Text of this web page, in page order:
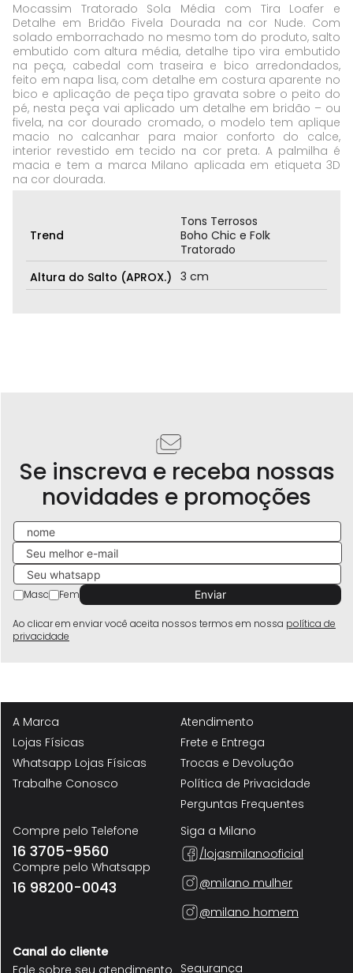
Mocassim Tratorado Sola Média com Tira Loafer e
Detalhe em Bridão Fivela Dourada na cor Nude. Com
solado emborrachado no mesmo tom do produto, salto
embutido com altura média, detalhe tipo vira embutido
na peça, cabedal com traseira e bico arredondados,
feito em napa lisa, com detalhe em costura aparente no
bico e aplicação de peça tipo gravata sobre o peito do
pé, nesta peça vai aplicado um detalhe em bridão – ou
fivela, na cor dourado cromado, o modelo tem aplique
macio no calcanhar para maior conforto do calce,
interior revestido em tecido na cor preta. A palmilha é
macia e tem a marca Milano aplicada em etiqueta 3D
na cor dourada.
Trend
Tons Terrosos
Boho Chic e Folk
Tratorado
Altura do Salto (APROX.) 3 cm
Se inscreva e receba nossas
novidades e promoções
Masc Fem
Ao clicar em enviar você aceita nossos termos em nossa política de
privacidade
A Marca
Lojas Físicas
Whatsapp Lojas Físicas
Trabalhe Conosco
Atendimento
Frete e Entrega
Trocas e Devolução
Política de Privacidade
Perguntas Frequentes
Compre pelo Telefone
16 3705-9560
Compre pelo Whatsapp
16 98200-0043
Siga a Milano
/lojasmilanooficial
@milano mulher
@milano homem
Canal do cliente
Segurança